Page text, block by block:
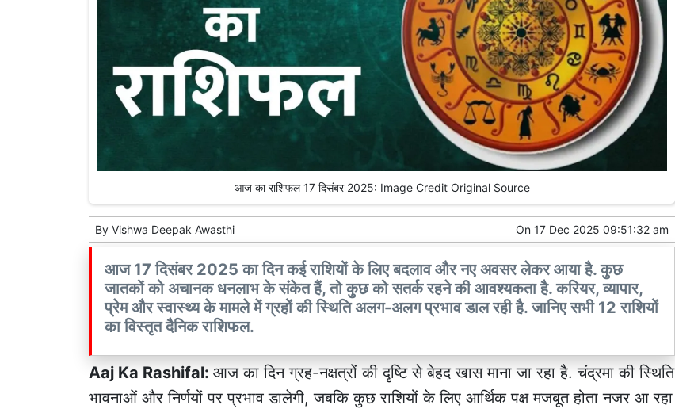
आज का राशिफल 17 दिसंबर 2025: Image Credit Original Source
By Vishwa Deepak Awasthi On 17 Dec 2025 09:51:32 am
आज 17 दिसंबर 2025 का दिन कई राशियों के लिए बदलाव और नए अवसर लेकर आया है. कुछ
जातकों को अचानक धनलाभ के संकेत हैं, तो कुछ को सतर्क रहने की आवश्यकता है. करियर, व्यापार,
प्रेम और स्वास्थ्य के मामले में ग्रहों की स्थिति अलग-अलग प्रभाव डाल रही है. जानिए सभी 12 राशियों
का विस्तृत दैनिक राशिफल.
Aaj Ka Rashifal: आज का दिन ग्रह-नक्षत्रों की दृष्टि से बेहद खास माना जा रहा है. चंद्रमा की स्थिति
भावनाओं और निर्णयों पर प्रभाव डालेगी, जबकि कुछ राशियों के लिए आर्थिक पक्ष मजबूत होता नजर आ रहा